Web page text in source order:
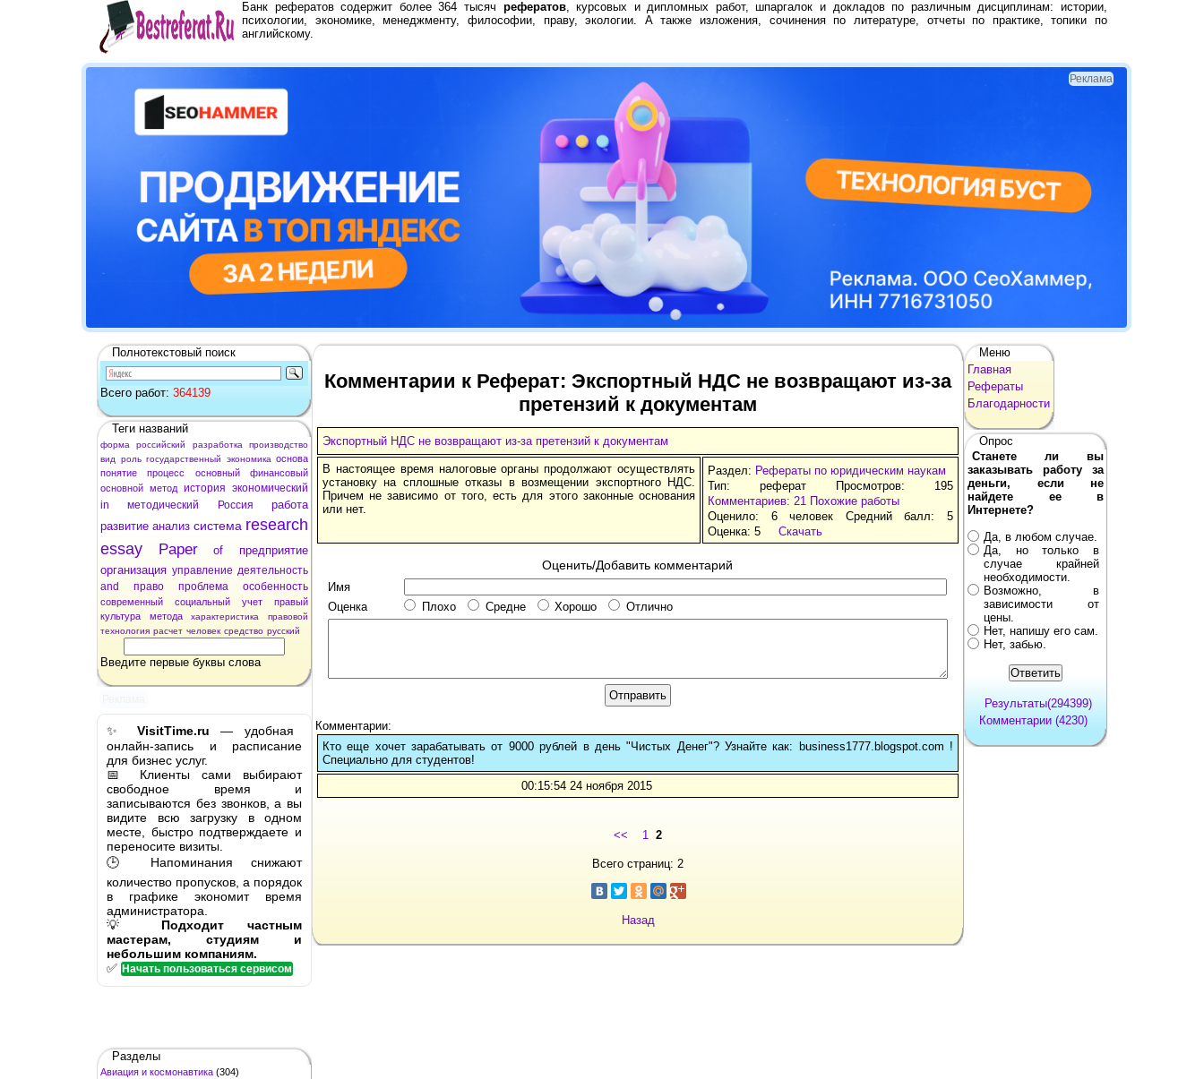
Банк рефератов содержит более 364 тысяч рефератов, курсовых и дипломных работ, шпаргалок и докладов по различным дисциплинам: истории,
психологии, экономике, менеджменту, философии, праву, экологии. А также изложения, сочинения по литературе, отчеты по практике, топики по
английскому.
Реклама
Полнотекстовый поиск
Всего работ: 364139
Теги названий
форма российский разработка
производство
вид
роль государственный экономика основа
понятие
процесс основный
финансовый
основной метод история экономический
in
методический Россия
работа
развитие анализ система research
essay
Paper of
предприятие
организация управление деятельность
and
право проблема особенность
современный социальный учет
правый
культура
метода характеристика
правовой
технология расчет человек средство русский
Введите первые буквы слова
✨ VisitTime.ru — удобная
онлайн-запись и расписание
для бизнес услуг.
📅 Клиенты сами выбирают
свободное время и
записываются без звонков, а вы
видите всю загрузку в одном
месте, быстро подтверждаете и
переносите визиты.
🕒 Напоминания снижают
количество пропусков, а порядок
в графике экономит время
администратора.
💡 Подходит частным
мастерам, студиям и
небольшим компаниям.
✅ Начать пользоваться сервисом
Разделы
Авиация и космонавтика (304)
Комментарии к Реферат: Экспортный НДС не возвращают из-за
претензий к документам
Экспортный НДС не возвращают из-за претензий к документам
В настоящее время налоговые органы продолжают осуществлять
установку на сплошные отказы в возмещении экспортного НДС.
Причем не зависимо от того, есть для этого законные основания
или нет.
Раздел: Рефераты по юридическим наукам
Тип: реферат Просмотров: 195
Комментариев: 21 Похожие работы
Оценило: 6 человек Средний балл: 5
Оценка: 5 Скачать
Оценить/Добавить комментарий
Имя
Оценка
Плохо Средне Хорошо Отлично
Комментарии:
Кто еще хочет зарабатывать от 9000 рублей в день "Чистых Денег"? Узнайте как: business1777.blogspot.com !
Cпециально для студентов!
00:15:54 24 ноября 2015
<< 1 2
Всего страниц: 2
Назад
Меню
Главная
Рефераты
Благодарности
Опрос
Станете ли вы
заказывать работу за
деньги, если не
найдете ее в
Интернете?
Да, в любом случае.
Да, но только в
случае крайней
необходимости.
Возможно, в
зависимости от
цены.
Нет, напишу его сам.
Нет, забью.
Результаты(294399)
Комментарии (4230)